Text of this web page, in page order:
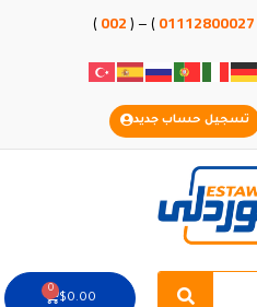
01112800027
) – (
002
)
تسجيل حساب جديد
Search
$0.00
0
Cart